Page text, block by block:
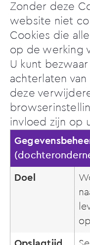
Zonder deze
website niet
Cookies die
op de werking
U kunt
achterlaten
deze
invloed zijn op
Doel